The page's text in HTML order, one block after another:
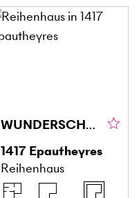
WUNDERSCHÖN UND FRIEDLICH MIT GARTEN
1417 Epautheyres
Reihenhaus